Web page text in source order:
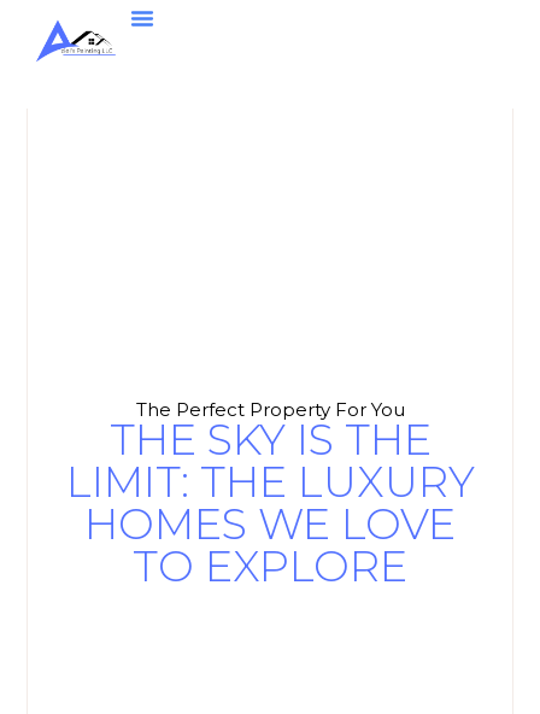
The Perfect Property For You
THE SKY IS THE
LIMIT: THE LUXURY
HOMES WE LOVE
TO EXPLORE